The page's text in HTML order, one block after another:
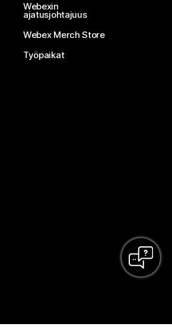
Webexin
ajatusjohtajuus
Webex Merch Store
Työpaikat